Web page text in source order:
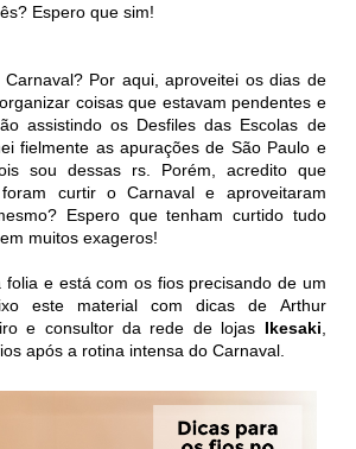
Espero que sim!
Por aqui, aproveitei os dias de
coisas que estavam pendentes e
assistindo os Desfiles das Escolas de
fielmente as apurações de São Paulo e
sou dessas rs. Porém, acredito que
curtir o Carnaval e aproveitaram
Espero que tenham curtido tudo
muitos exageros!
folia e está com os fios precisando de um
este material com dicas de Arthur
e consultor da rede de lojas Ikesaki
após a rotina intensa do Carnaval.